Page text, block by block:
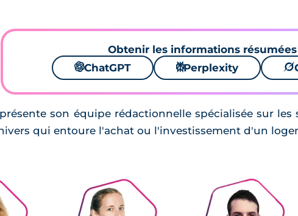
Obtenir les informations
🌌ChatGPT ⚙Perplexity 🪐
son équipe rédactionnelle spécialisée sur
qui entoure l'achat ou l'investissement d'un